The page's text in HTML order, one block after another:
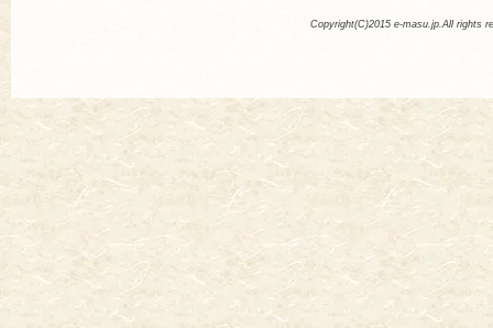
Copyright(C)2015 e-masu.jp.All rights